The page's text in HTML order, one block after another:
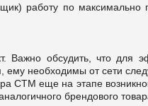
работу по
Важно обсудить, что для
ему необходимы от сети
СТМ еще на этапе
брендового